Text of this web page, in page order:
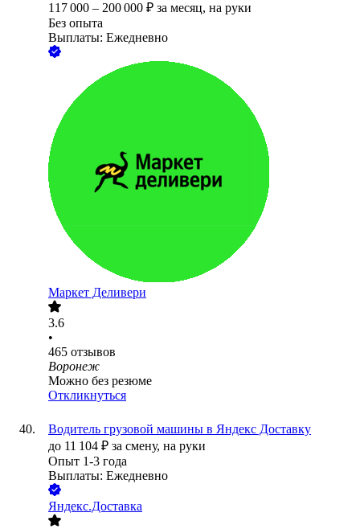
117 000 – 200 000 ₽ за месяц, на руки
Без опыта
Выплаты: Ежедневно
Маркет Деливери
3.6
•
465 отзывов
Воронеж
Можно без резюме
Откликнуться
Водитель грузовой машины в Яндекс Доставку
до 11 104 ₽ за смену, на руки
Опыт 1-3 года
Выплаты: Ежедневно
Яндекс.Доставка